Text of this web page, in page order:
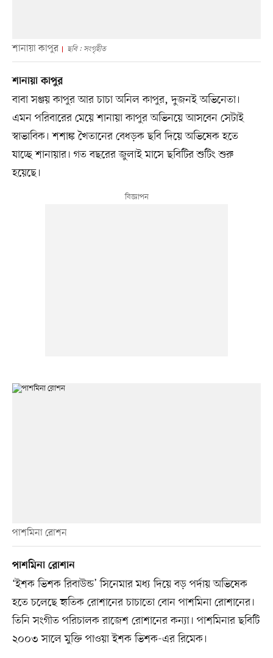
শানায়া কাপুর ছবি : সংগৃহীত
শানায়া কাপুর
বাবা সঞ্জয় কাপুর আর চাচা অনিল কাপুর, দুজনই অভিনেতা।
এমন পরিবারের মেয়ে শানায়া কাপুর অভিনয়ে আসবেন সেটাই
স্বাভাবিক। শশাঙ্ক খৈতানের বেধড়ক ছবি দিয়ে অভিষেক হতে
যাচ্ছে শানায়ার। গত বছরের জুলাই মাসে ছবিটির শুটিং শুরু
হয়েছে।
পাশমিনা রোশন
পাশমিনা রোশান
‘ইশক ভিশক রিবাউন্ড’ সিনেমার মধ্য দিয়ে বড় পর্দায় অভিষেক
হতে চলেছে হৃতিক রোশানের চাচাতো বোন পাশমিনা রোশানের।
তিনি সংগীত পরিচালক রাজেশ রোশানের কন্যা। পাশমিনার ছবিটি
২০০৩ সালে মুক্তি পাওয়া ইশক ভিশক-এর রিমেক।